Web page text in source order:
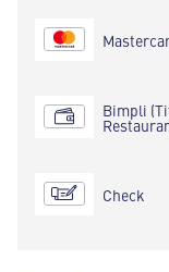
Bimpli
Check